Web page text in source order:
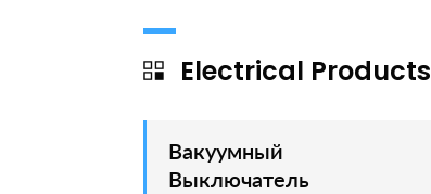
Electrical Products
Вакуумный
Выключатель
–